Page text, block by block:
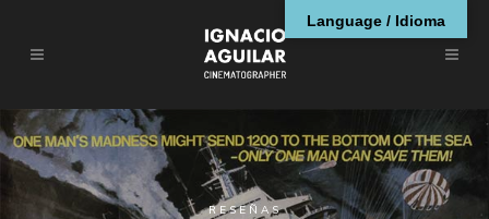
RESEÑAS
Language / Idioma